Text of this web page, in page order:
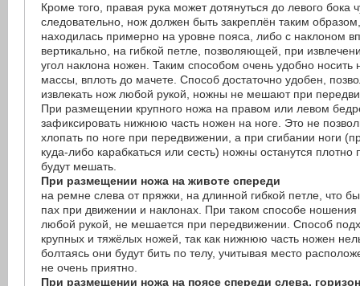
Кроме того, правая рука может дотянуться до левого бока
следовательно, нож должен быть закреплён таким
находилась примерно на уровне пояса, либо с наклоном
вертикально, на гибкой петле, позволяющей, при
угол наклона ножен. Таким способом очень удобно
массы, вплоть до мачете. Способ достаточно удобен,
извлекать нож любой рукой, ножны не мешают при
При размещении крупного ножа на правом или левом
зафиксировать нижнюю часть ножен на ноге. Это не
хлопать по ноге при передвижении, а при сгибании ноги
куда-либо карабкаться или сесть) ножны останутся
будут мешать.
При размещении ножа на животе спереди
на ремне слева от пряжки, на длинной гибкой петле, что
пах при движении и наклонах. При таком способе ношения
любой рукой, не мешается при передвижении. Способ
крупных и тяжёлых ножей, так как нижнюю часть ножен
болтаясь они будут бить по телу, учитывая место
не очень приятно.
При размещении ножа на поясе спереди слева,